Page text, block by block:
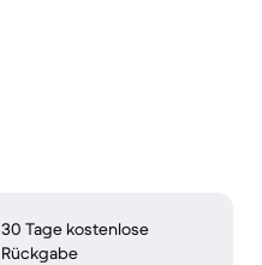
30 Tage kostenlose
Rückgabe